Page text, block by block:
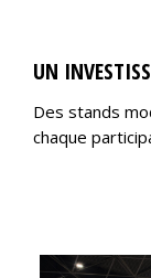
UN
Des stands
chaque